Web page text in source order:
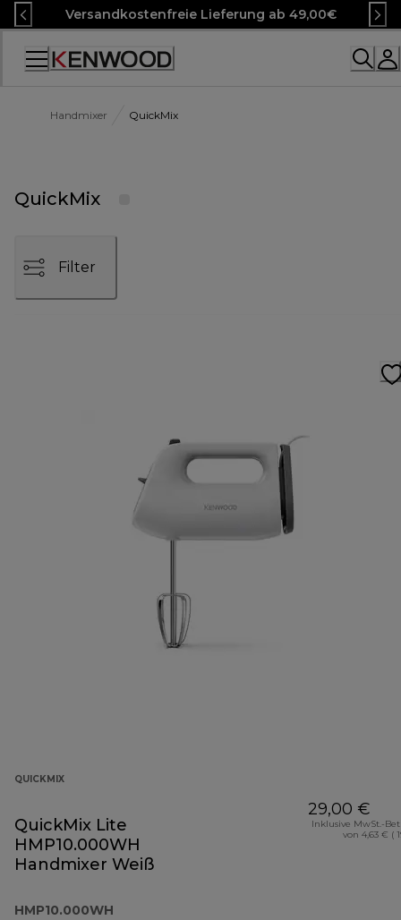
Skip
to
Content
Versandkostenfreie Lieferung ab 49,00€
Accessibility
Handmixer QuickMix
QuickMix
Filter
QUICKMIX
QuickMix Lite
HMP10.000WH
Handmixer Weiß
HMP10.000WH
29,00 €
Inklusive MwSt.-
von 4,63 € (